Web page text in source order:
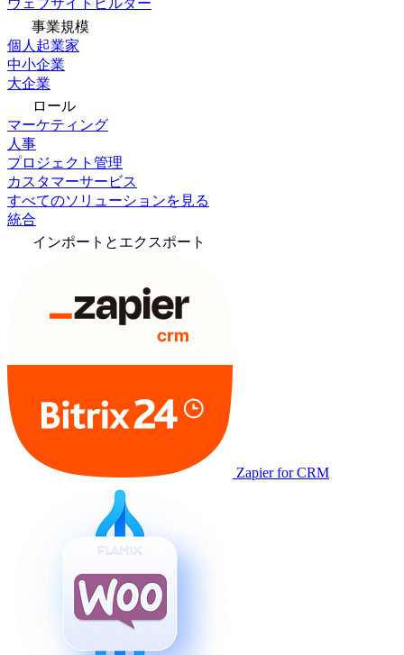
ウェブサイトビルダー
事業規模
個人起業家
中小企業
大企業
ロール
マーケティング
人事
プロジェクト管理
カスタマーサービス
すべてのソリューションを見る
統合
インポートとエクスポート
Zapier for CRM